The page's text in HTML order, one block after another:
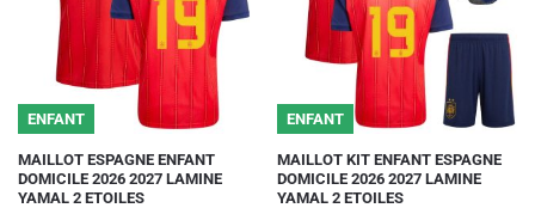
produit
page
produit
ENFANT
MAILLOT ESPAGNE ENFANT
DOMICILE 2026 2027 LAMINE
YAMAL 2 ETOILES
Ce
produit
ENFANT
MAILLOT KIT ENFANT ESPAGNE
DOMICILE 2026 2027 LAMINE
YAMAL 2 ETOILES
Ce
produit